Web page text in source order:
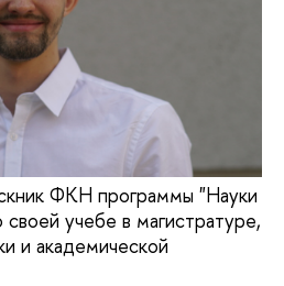
ФКН программы "Науки
своей учебе в магистратуре,
и академической